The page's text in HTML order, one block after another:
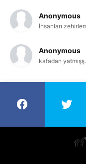
Anonymous
İnsanları
Anonymous
kafadan